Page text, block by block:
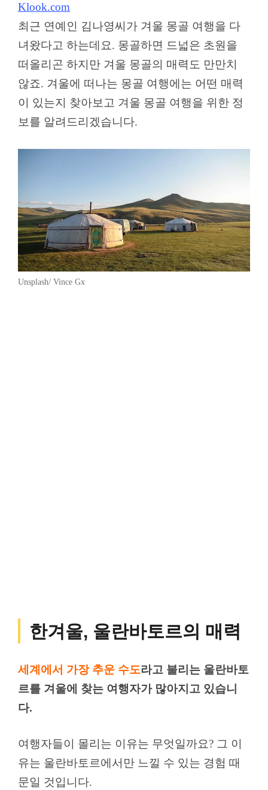
Klook.com
최근 연예인 김나영씨가 겨울 몽골 여행을 다
녀왔다고 하는데요. 몽골하면 드넓은 초원을
떠올리곤 하지만 겨울 몽골의 매력도 만만치
않죠. 겨울에 떠나는 몽골 여행에는 어떤 매력
이 있는지 찾아보고 겨울 몽골 여행을 위한 정
보를 알려드리겠습니다.
Unsplash/ Vince Gx
한겨울, 울란바토르의 매력
세계에서 가장 추운 수도라고 불리는 울란바토
르를 겨울에 찾는 여행자가 많아지고 있습니
다.
여행자들이 몰리는 이유는 무엇일까요? 그 이
유는 울란바토르에서만 느낄 수 있는 경험 때
문일 것입니다.